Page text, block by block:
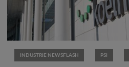
INDUSTRIE NEWSFLASH PSI